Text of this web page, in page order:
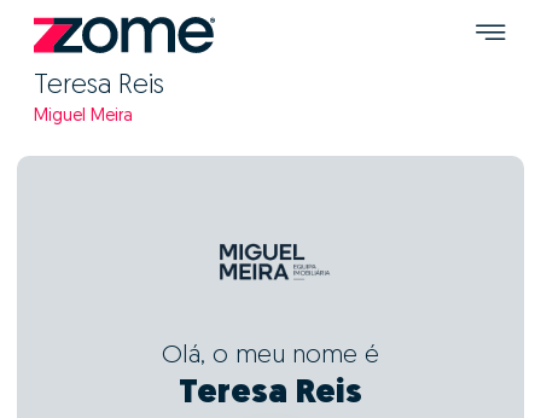
Teresa Reis
Miguel Meira
Olá, o meu nome é
Teresa Reis